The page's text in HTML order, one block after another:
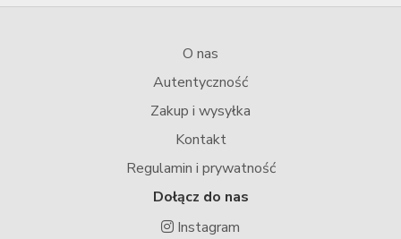
O nas
Autentyczność
Zakup i wysyłka
Kontakt
Regulamin i prywatność
Dołącz do nas
Instagram